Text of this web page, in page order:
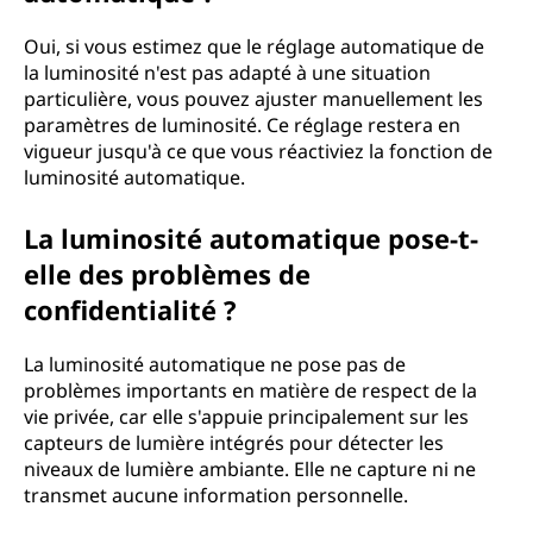
Oui, si vous estimez que le réglage automatique de
la luminosité n'est pas adapté à une situation
particulière, vous pouvez ajuster manuellement les
paramètres de luminosité. Ce réglage restera en
vigueur jusqu'à ce que vous réactiviez la fonction de
luminosité automatique.
La luminosité automatique pose-t-
elle des problèmes de
confidentialité ?
La luminosité automatique ne pose pas de
problèmes importants en matière de respect de la
vie privée, car elle s'appuie principalement sur les
capteurs de lumière intégrés pour détecter les
niveaux de lumière ambiante. Elle ne capture ni ne
transmet aucune information personnelle.